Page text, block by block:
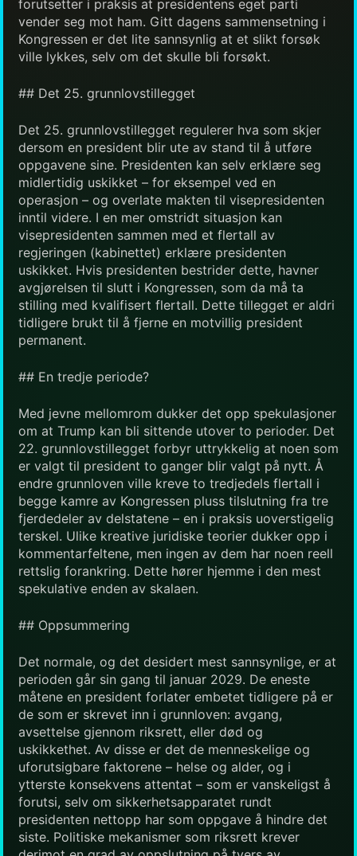
forutsetter i praksis at presidentens eget parti
vender seg mot ham. Gitt dagens sammensetning i
Kongressen er det lite sannsynlig at et slikt forsøk
ville lykkes, selv om det skulle bli forsøkt.
## Det 25. grunnlovstillegget
Det 25. grunnlovstillegget regulerer hva som skjer
dersom en president blir ute av stand til å utføre
oppgavene sine. Presidenten kan selv erklære seg
midlertidig uskikket – for eksempel ved en
operasjon – og overlate makten til visepresidenten
inntil videre. I en mer omstridt situasjon kan
visepresidenten sammen med et flertall av
regjeringen (kabinettet) erklære presidenten
uskikket. Hvis presidenten bestrider dette, havner
avgjørelsen til slutt i Kongressen, som da må ta
stilling med kvalifisert flertall. Dette tillegget er aldri
tidligere brukt til å fjerne en motvillig president
permanent.
## En tredje periode?
Med jevne mellomrom dukker det opp spekulasjoner
om at Trump kan bli sittende utover to perioder. Det
22. grunnlovstillegget forbyr uttrykkelig at noen som
er valgt til president to ganger blir valgt på nytt. Å
endre grunnloven ville kreve to tredjedels flertall i
begge kamre av Kongressen pluss tilslutning fra tre
fjerdedeler av delstatene – en i praksis uoverstigelig
terskel. Ulike kreative juridiske teorier dukker opp i
kommentarfeltene, men ingen av dem har noen reell
rettslig forankring. Dette hører hjemme i den mest
spekulative enden av skalaen.
## Oppsummering
Det normale, og det desidert mest sannsynlige, er at
perioden går sin gang til januar 2029. De eneste
måtene en president forlater embetet tidligere på er
de som er skrevet inn i grunnloven: avgang,
avsettelse gjennom riksrett, eller død og
uskikkethet. Av disse er det de menneskelige og
uforutsigbare faktorene – helse og alder, og i
ytterste konsekvens attentat – som er vanskeligst å
forutsi, selv om sikkerhetsapparatet rundt
presidenten nettopp har som oppgave å hindre det
siste. Politiske mekanismer som riksrett krever